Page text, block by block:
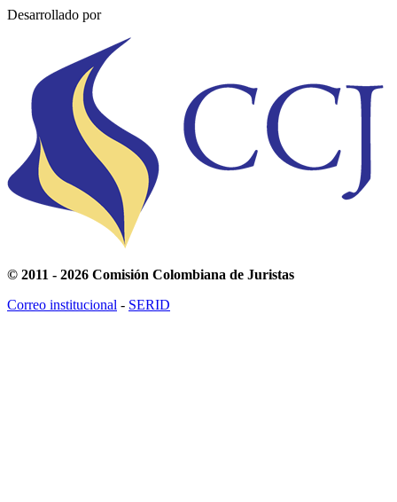
Desarrollado por
© 2011 - 2026 Comisión Colombiana de Juristas
Correo institucional - SERID